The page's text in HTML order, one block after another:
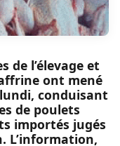
de l’élevage et
ont mené
conduisant
de poulets
importés jugés
L’information,